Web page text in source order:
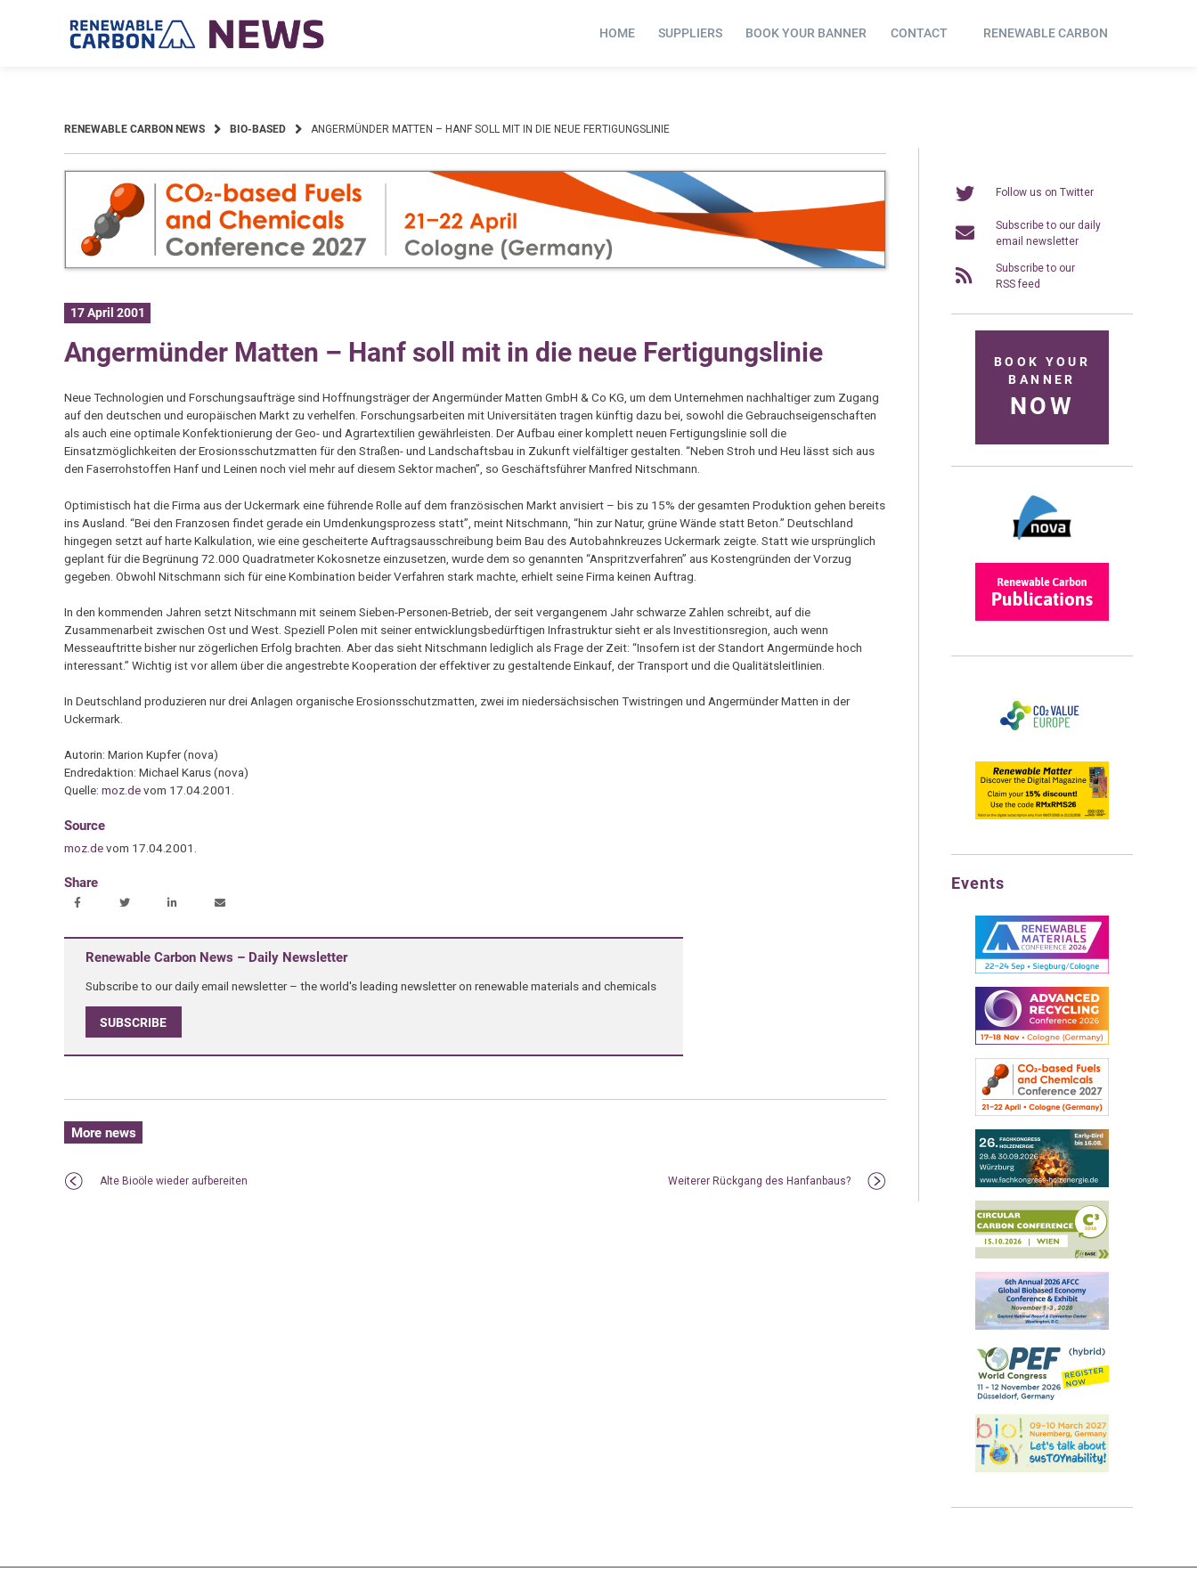
HOME SUPPLIERS BOOK YOUR BANNER CONTACT RENEWABLE CARBON
RENEWABLE CARBON NEWS BIO-BASED ANGERMÜNDER MATTEN – HANF SOLL MIT IN DIE NEUE FERTIGUNGSLINIE
17 April 2001
Angermünder Matten – Hanf soll mit in die neue Fertigungslinie
Neue Technologien und Forschungsaufträge sind Hoffnungsträger der Angermünder Matten GmbH & Co KG, um dem Unternehmen nachhaltiger zum Zugang
auf den deutschen und europäischen Markt zu verhelfen. Forschungsarbeiten mit Universitäten tragen künftig dazu bei, sowohl die Gebrauchseigenschaften
als auch eine optimale Konfektionierung der Geo- und Agrartextilien gewährleisten. Der Aufbau einer komplett neuen Fertigungslinie soll die
Einsatzmöglichkeiten der Erosionsschutzmatten für den Straßen- und Landschaftsbau in Zukunft vielfältiger gestalten. “Neben Stroh und Heu lässt sich aus
den Faserrohstoffen Hanf und Leinen noch viel mehr auf diesem Sektor machen”, so Geschäftsführer Manfred Nitschmann.
Optimistisch hat die Firma aus der Uckermark eine führende Rolle auf dem französischen Markt anvisiert – bis zu 15% der gesamten Produktion gehen bereits
ins Ausland. “Bei den Franzosen findet gerade ein Umdenkungsprozess statt”, meint Nitschmann, “hin zur Natur, grüne Wände statt Beton.” Deutschland
hingegen setzt auf harte Kalkulation, wie eine gescheiterte Auftragsausschreibung beim Bau des Autobahnkreuzes Uckermark zeigte. Statt wie ursprünglich
geplant für die Begrünung 72.000 Quadratmeter Kokosnetze einzusetzen, wurde dem so genannten “Anspritzverfahren” aus Kostengründen der Vorzug
gegeben. Obwohl Nitschmann sich für eine Kombination beider Verfahren stark machte, erhielt seine Firma keinen Auftrag.
In den kommenden Jahren setzt Nitschmann mit seinem Sieben-Personen-Betrieb, der seit vergangenem Jahr schwarze Zahlen schreibt, auf die
Zusammenarbeit zwischen Ost und West. Speziell Polen mit seiner entwicklungsbedürftigen Infrastruktur sieht er als Investitionsregion, auch wenn
Messeauftritte bisher nur zögerlichen Erfolg brachten. Aber das sieht Nitschmann lediglich als Frage der Zeit: “Insofern ist der Standort Angermünde hoch
interessant.” Wichtig ist vor allem über die angestrebte Kooperation der effektiver zu gestaltende Einkauf, der Transport und die Qualitätsleitlinien.
In Deutschland produzieren nur drei Anlagen organische Erosionsschutzmatten, zwei im niedersächsischen Twistringen und Angermünder Matten in der
Uckermark.
Autorin: Marion Kupfer (nova)
Endredaktion: Michael Karus (nova)
Quelle: moz.devom 17.04.2001.
Source
moz.devom 17.04.2001.
Share
Renewable Carbon News – Daily Newsletter
Subscribe to our daily email newsletter – the world's leading newsletter on renewable materials and chemicals
SUBSCRIBE
More news
Alte Bioöle wieder aufbereiten Weiterer Rückgang des Hanfanbaus?
Follow us on Twitter
Subscribe to our daily
email newsletter
Subscribe to our
RSS feed
BOOK YOUR
BANNER
NOW
Events